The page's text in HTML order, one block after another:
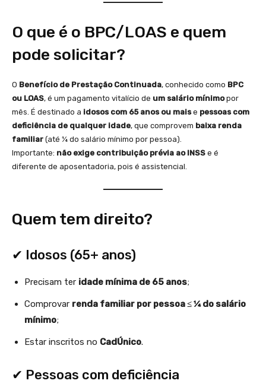
O que é o BPC/LOAS e quem
pode solicitar?
O Benefício de Prestação Continuada, conhecido como BPC
ou LOAS, é um pagamento vitalício de um salário mínimopor
mês. É destinado a idosos com 65 anos ou maise pessoas com
deficiência de qualquer idade, que comprovem baixa renda
familiar (até ¼ do salário mínimo por pessoa).
Importante: não exige contribuição prévia ao INSS e é
diferente de aposentadoria, pois é assistencial.
Quem tem direito?
✔ Idosos (65+ anos)
Precisam ter idade mínima de 65 anos;
Comprovar renda familiar por pessoa ≤ ¼ do salário
mínimo;
Estar inscritos no CadÚnico.
✔ Pessoas com deficiência